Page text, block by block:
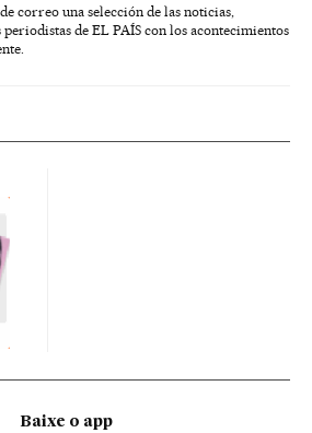
correo una selección de las noticias,
de EL PAÍS con los acontecimientos
Baixe o app